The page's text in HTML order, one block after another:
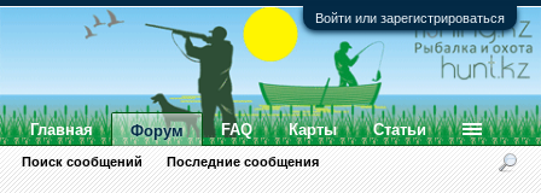
Войти или зарегистрироваться
Главная Форум
Поиск сообщений Последние сообщения
FAQ Карты Статьи